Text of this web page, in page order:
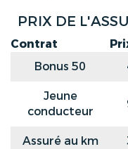
PRIX DE
Contrat
Bonus 50
Jeune
conducteur
Assuré au km